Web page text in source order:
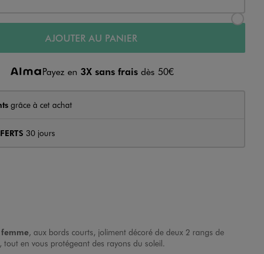
AJOUTER AU PANIER
Payez en 3X sans fraisdès 50€
grâce à cet achat
30 jours
, aux bords courts, joliment décoré de deux 2 rangs de
tout en vous protégeant des rayons du soleil.